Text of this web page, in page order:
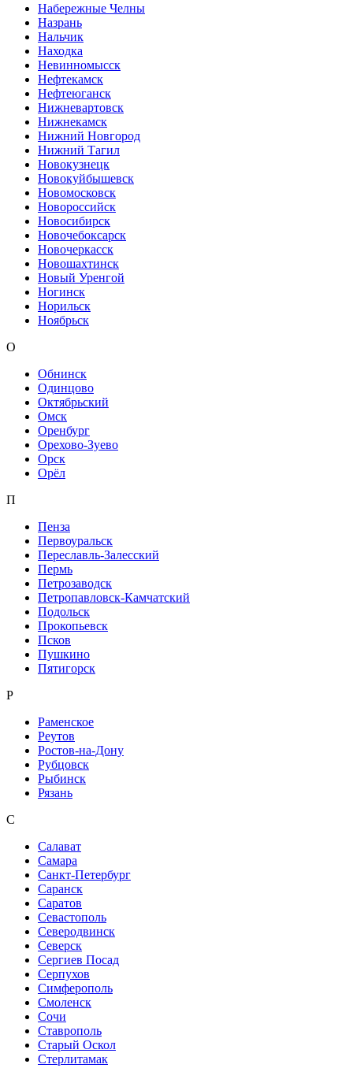
Набережные Челны
Назрань
Нальчик
Находка
Невинномысск
Нефтекамск
Нефтеюганск
Нижневартовск
Нижнекамск
Нижний Новгород
Нижний Тагил
Новокузнецк
Новокуйбышевск
Новомосковск
Новороссийск
Новосибирск
Новочебоксарск
Новочеркасск
Новошахтинск
Новый Уренгой
Ногинск
Норильск
Ноябрьск
О
Обнинск
Одинцово
Октябрьский
Омск
Оренбург
Орехово-Зуево
Орск
Орёл
П
Пенза
Первоуральск
Переславль-Залесский
Пермь
Петрозаводск
Петропавловск-Камчатский
Подольск
Прокопьевск
Псков
Пушкино
Пятигорск
Р
Раменское
Реутов
Ростов-на-Дону
Рубцовск
Рыбинск
Рязань
С
Салават
Самара
Санкт-Петербург
Саранск
Саратов
Севастополь
Северодвинск
Северск
Сергиев Посад
Серпухов
Симферополь
Смоленск
Сочи
Ставрополь
Старый Оскол
Стерлитамак